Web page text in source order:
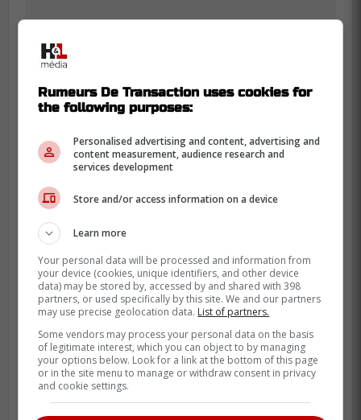
À lire également sur Rumeurs De
Transaction :
du Canadien de Montréal
Rumeurs De Transaction uses cookies for
the following purposes:
Personalised advertising and content, advertising and
content measurement, audience research and
services development
Store and/or access information on a device
Learn more
Your personal data will be processed and information from
your device (cookies, unique identifiers, and other device
data) may be stored by, accessed by and shared with 398
partners, or used specifically by this site. We and our partners
may use precise geolocation data. List of partners.
Some vendors may process your personal data on the basis
of legitimate interest, which you can object to by managing
your options below. Look for a link at the bottom of this page
or in the site menu to manage or withdraw consent in privacy
and cookie settings.